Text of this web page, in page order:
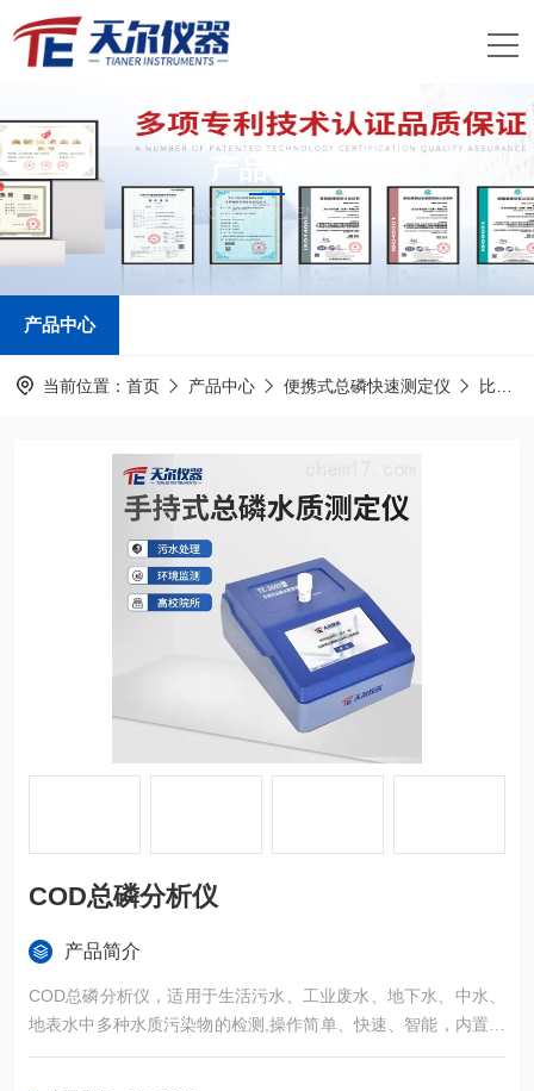
产品中心
PRODUCTS CENTER
产品中心
当前位置： 首页 产品中心 便携式总磷快速测定仪 比色管总磷分析仪
COD总磷分析仪
产品简介
COD总磷分析仪，适用于生活污水、工业废水、地下水、中水、
地表水中多种水质污染物的检测,操作简单、快速、智能，内置专
用水质检测系统，测量浓度直读。